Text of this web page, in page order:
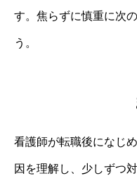
す。焦らずに慎重に次
う。
看護師が転職後になじ
因を理解し、少しずつ